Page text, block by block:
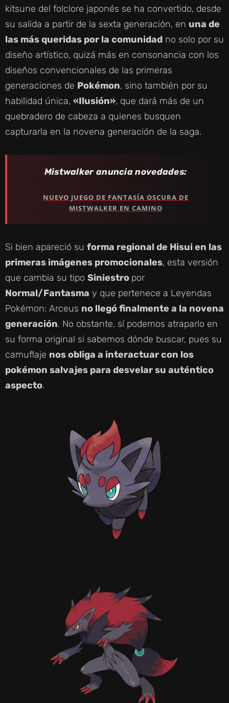
kitsune del folclore japonés se ha convertido, desde
su salida a partir de la sexta generación, en una de
las más queridas por la comunidad no solo por su
diseño artístico, quizá más en consonancia con los
diseños convencionales de las primeras
generaciones de Pokémon, sino también por su
habilidad única, «Ilusión», que dará más de un
quebradero de cabeza a quienes busquen
capturarla en la novena generación de la saga.
Mistwalker anuncia novedades:
NUEVO JUEGO DE FANTASÍA OSCURA DE
MISTWALKER EN CAMINO
Si bien apareció su forma regional de Hisui en las
primeras imágenes promocionales, esta versión
que cambia su tipo Siniestro por
Normal/Fantasma y que pertenece a Leyendas
Pokémon: Arceus no llegó finalmente a la novena
generación. No obstante, sí podemos atraparlo en
su forma original si sabemos dónde buscar, pues su
camuflaje nos obliga a interactuar con los
pokémon salvajes para desvelar su auténtico
aspecto.